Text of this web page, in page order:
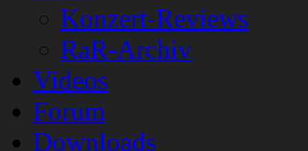
Konzert-Reviews
RaR-Archiv
Videos
Forum
Downloads